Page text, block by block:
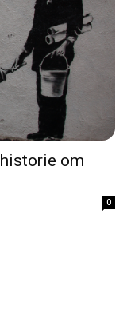
om
0